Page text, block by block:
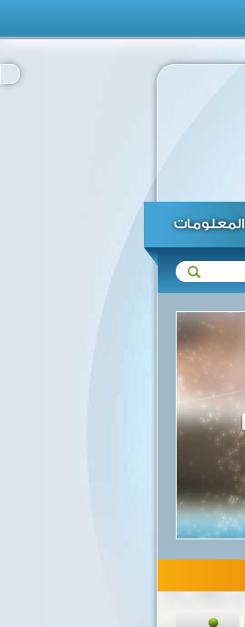
المعلومات
الحكومة تنفي قبول المصريين العائدين من روسيا